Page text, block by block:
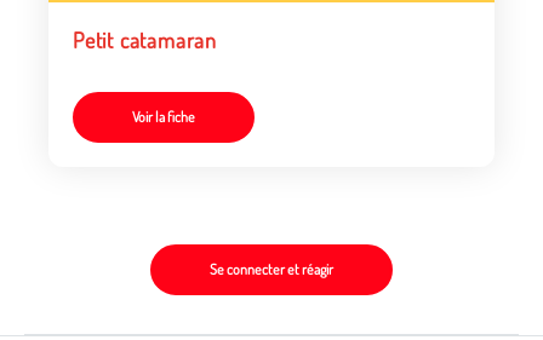
Petit catamaran
Voir la fiche
Se connecter et réagir